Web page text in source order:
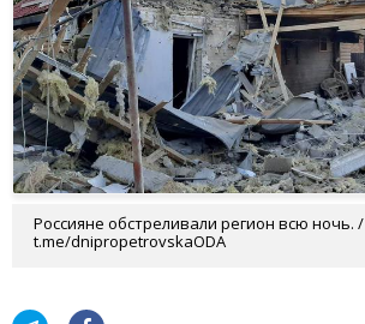
Россияне обстреливали регион всю ночь. /
t.me/dnipropetrovskaODA